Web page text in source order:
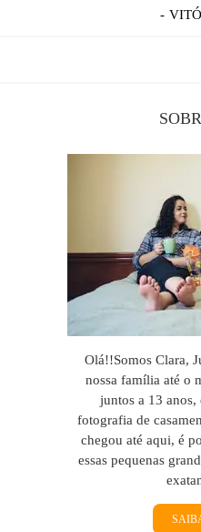
Olá!!Somos Clara,
nossa família até o
juntos a 13 anos,
fotografia de
chegou até aqui, é
essas pequenas